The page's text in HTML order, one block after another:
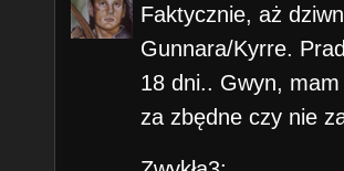
Faktycznie, aż
Gunnara/Kyrre.
18 dni.. Gwyn, mam
za zbędne czy nie